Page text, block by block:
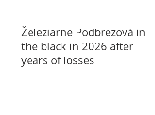
Železiarne Podbrezová in
the black in 2026 after
years of losses